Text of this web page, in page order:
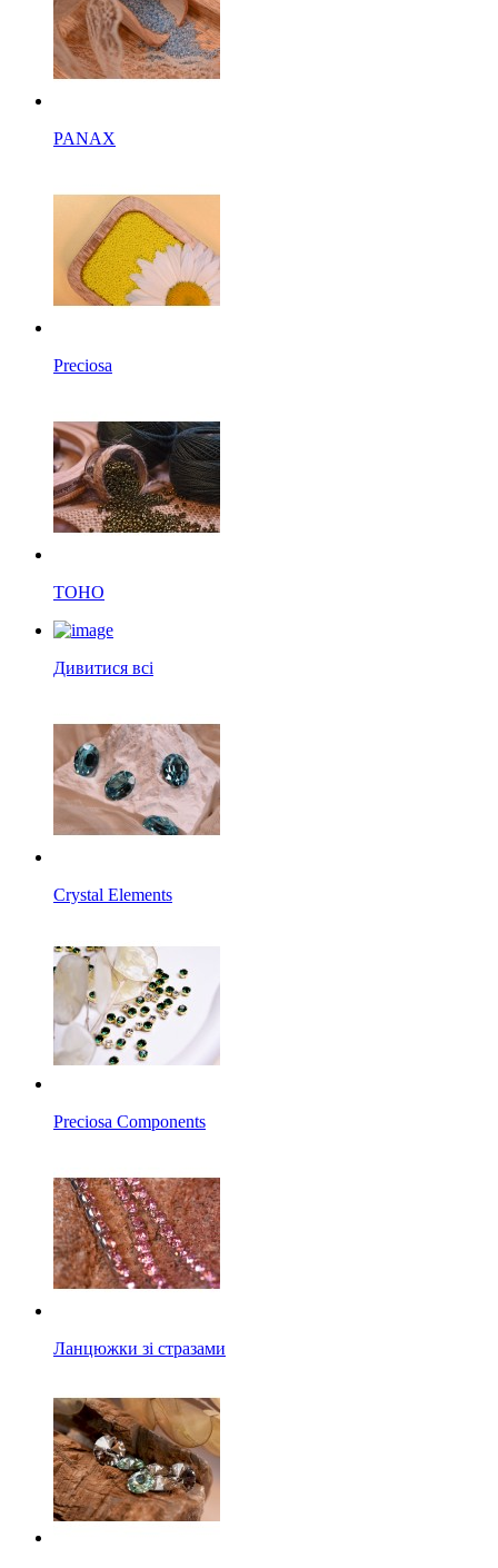
PANAX
Preciosa
TOHO
Дивитися всі
Crystal Elements
Preciosa Components
Ланцюжки зі стразами